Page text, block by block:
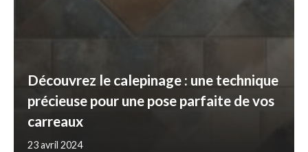
Découvrez le calepinage : une technique
précieuse pour une pose parfaite de vos
carreaux
23 avril 2024